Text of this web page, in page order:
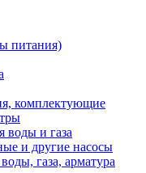
питания)
комплектующие
воды и газа
и другие насосы
газа, арматура